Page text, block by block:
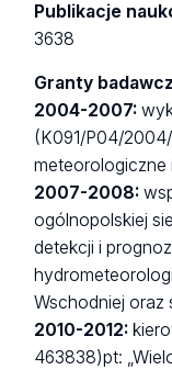
Publikacje
3638
Granty
2004-2007:
(K091/P04/2004/
meteorologiczne
2007-2008:
ogólnopolskiej
detekcji i
Wschodniej
2010-2012:
463838)pt: